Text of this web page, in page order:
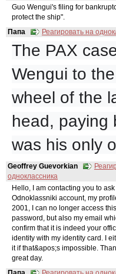
Guo Wengui's filing for
protect the ship".
Папа Реагировать на
The PAX
Wengui to
wheel of the
head, paying
was his only
Geoffrey Guevorkian
одноклассника
Hello, I am contacting you to
Odnoklassniki account, my
2001, I can no longer access
password, but also my email
confirm that it is indeed your
identity with my identity card. I
it if that&apos;s impossible.
great day.